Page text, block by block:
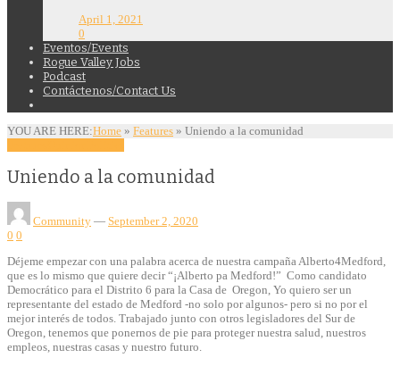
April 1, 2021
0
Eventos/Events
Rogue Valley Jobs
Podcast
Contáctenos/Contact Us
YOU ARE HERE:Home » Features » Uniendo a la comunidad
Uniendo a la comunidad
Community — September 2, 2020
0 0
Déjeme empezar con una palabra acerca de nuestra campaña Alberto4Medford,
que es lo mismo que quiere decir “¡Alberto pa Medford!” Como candidato
Democrático para el Distrito 6 para la Casa de Oregon, Yo quiero ser un
representante del estado de Medford -no solo por algunos- pero si no por el
mejor interés de todos. Trabajado junto con otros legisladores del Sur de
Oregon, tenemos que ponernos de pie para proteger nuestra salud, nuestros
empleos, nuestras casas y nuestro futuro.